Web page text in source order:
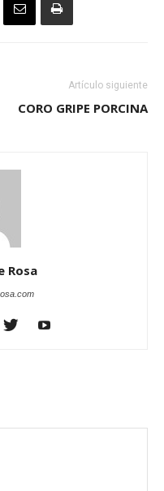
Artículo siguiente
CORO GRIPE PORCINA
Rosa